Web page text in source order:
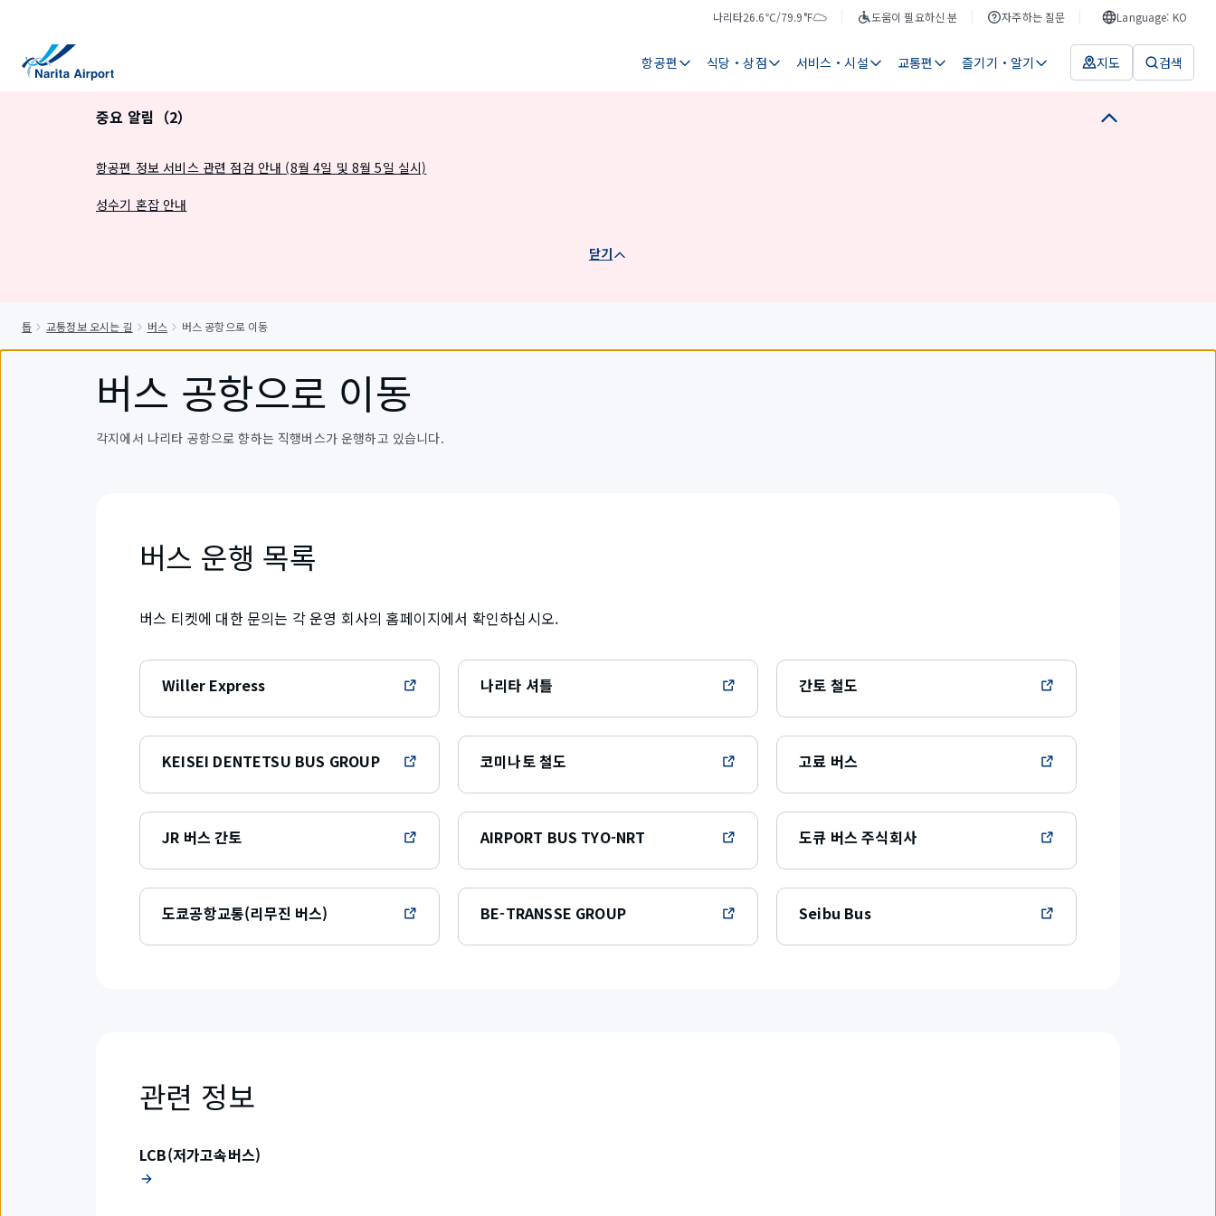
나리타
기
26.6℃/79.9°F
날
도움이 필요하신 분 자주하는 질문 Language: KO
항공편 식당・상점 서비스・시설 교통편 즐기기・알기 지도 검색
중요 알림（2）
항공편 정보 서비스 관련 점검 안내 (8월 4일 및 8월 5일 실시)
성수기 혼잡 안내
닫기
톱 교통정보 오시는 길 버스 버스 공항으로 이동
버스 공항으로 이동
각지에서 나리타 공항으로 향하는 직행버스가 운행하고 있습니다.
버스 운행 목록
버스 티켓에 대한 문의는 각 운영 회사의 홈페이지에서 확인하십시오.
Willer Express 나리타 셔틀 간토 철도
KEISEI DENTETSU BUS GROUP 코미나토 철도 고료 버스
JR 버스 간토 AIRPORT BUS TYO-NRT 도큐 버스 주식회사
도쿄공항교통(리무진 버스) BE-TRANSSE GROUP Seibu Bus
관련 정보
LCB(저가고속버스)